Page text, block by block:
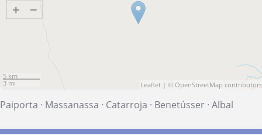
+ −
5 km
3 mi
Leaflet | © OpenStreetMap contributors
Paiporta · Massanassa · Catarroja · Benetússer · Albal